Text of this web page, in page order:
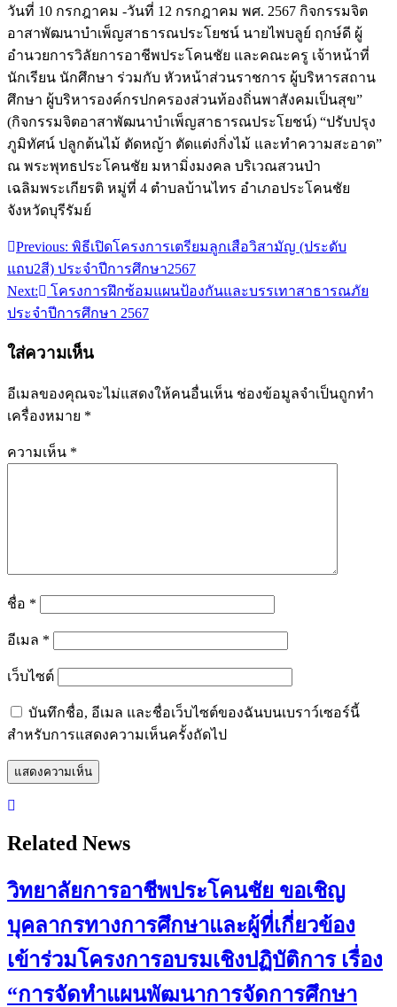
วันที่ 10 กรกฎาคม -วันที่ 12 กรกฎาคม พศ. 2567 กิจกรรมจิต
อาสาพัฒนาบำเพ็ญสาธารณประโยชน์ นายไพบลูย์ ฤกษ์ดี ผู้
อำนวยการวิลัยการอาชีพประโคนชัย และคณะครู เจ้าหน้าที่
นักเรียน นักศึกษา ร่วมกับ หัวหน้าส่วนราชการ ผู้บริหารสถาน
ศึกษา ผู้บริหารองค์กรปกครองส่วนท้องถิ่นพาสังคมเป็นสุข”
(กิจกรรมจิตอาสาพัฒนาบำเพ็ญสาธารณประโยชน์) “ปรับปรุง
ภูมิทัศน์ ปลูกต้นไม้ ตัดหญ้า ตัดแต่งกิ่งไม้ และทำความสะอาด”
ณ พระพุทธประโคนชัย มหามิ่งมงคล บริเวณสวนป่า
เฉลิมพระเกียรติ หมู่ที่ 4 ตำบลบ้านไทร อำเภอประโคนชัย
จังหวัดบุรีรัมย์
แนะแนว
เรื่อง
Previous: พิธีเปิดโครงการเตรียมลูกเสือวิสามัญ (ประดับ
แถบ2สี) ประจำปีการศึกษา2567
Next:
โครงการฝึกซ้อมแผนป้องกันและบรรเทาสาธารณภัย
ประจำปีการศึกษา 2567
ใส่ความเห็น
อีเมลของคุณจะไม่แสดงให้คนอื่นเห็น ช่องข้อมูลจำเป็นถูกทำ
เครื่องหมาย *
ความเห็น *
ชื่อ *
อีเมล *
เว็บไซต์
บันทึกชื่อ, อีเมล และชื่อเว็บไซต์ของฉันบนเบราว์เซอร์นี้
สำหรับการแสดงความเห็นครั้งถัดไป
Related News
วิทยาลัยการอาชีพประโคนชัย ขอเชิญ
บุคลากรทางการศึกษาและผู้ที่เกี่ยวข้อง
เข้าร่วมโครงการอบรมเชิงปฏิบัติการ เรื่อง
“การจัดทำแผนพัฒนาการจัดการศึกษา